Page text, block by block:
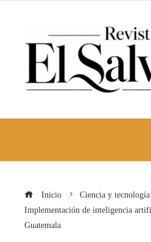
Inicio
Ciencia y tecnología
Implementación de inteligencia
Guatemala